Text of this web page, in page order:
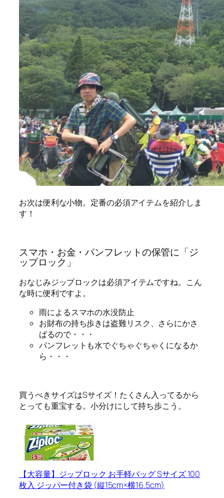
お次は便利な小物。定番の必須アイテムを紹介しま
す！
スマホ・お金・パンフレットの保管に「ジ
ップロック」
おなじみジップロックは必須アイテムですね。こん
な時に便利ですよ。
雨によるスマホの水没防止
お財布の持ち歩きは盗難リスク、さらにかさ
ばるので・・・
パンフレットも水でぐちゃぐちゃくになるか
ら・・・
買うべきサイズはSサイズ！たくさん入ってるから
とっても重宝する。小分けにして持ち歩こう。
【大容量】ジップロック お手軽バッグ Sサイズ 100
枚入 ジッパー付き袋 (縦15cm×横16.5cm)